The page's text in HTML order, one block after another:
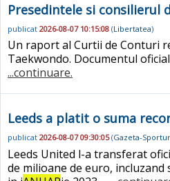
Presedintele si consilierul
publicat 2026-08-07 10:15:08 (Libertatea)
Un raport al Curtii de Conturi
Taekwondo. Documentul
...continuare.
Leeds a platit o suma
publicat 2026-08-07 09:30:05(Gazeta-
Leeds United l-a transferat
de milioane de euro,